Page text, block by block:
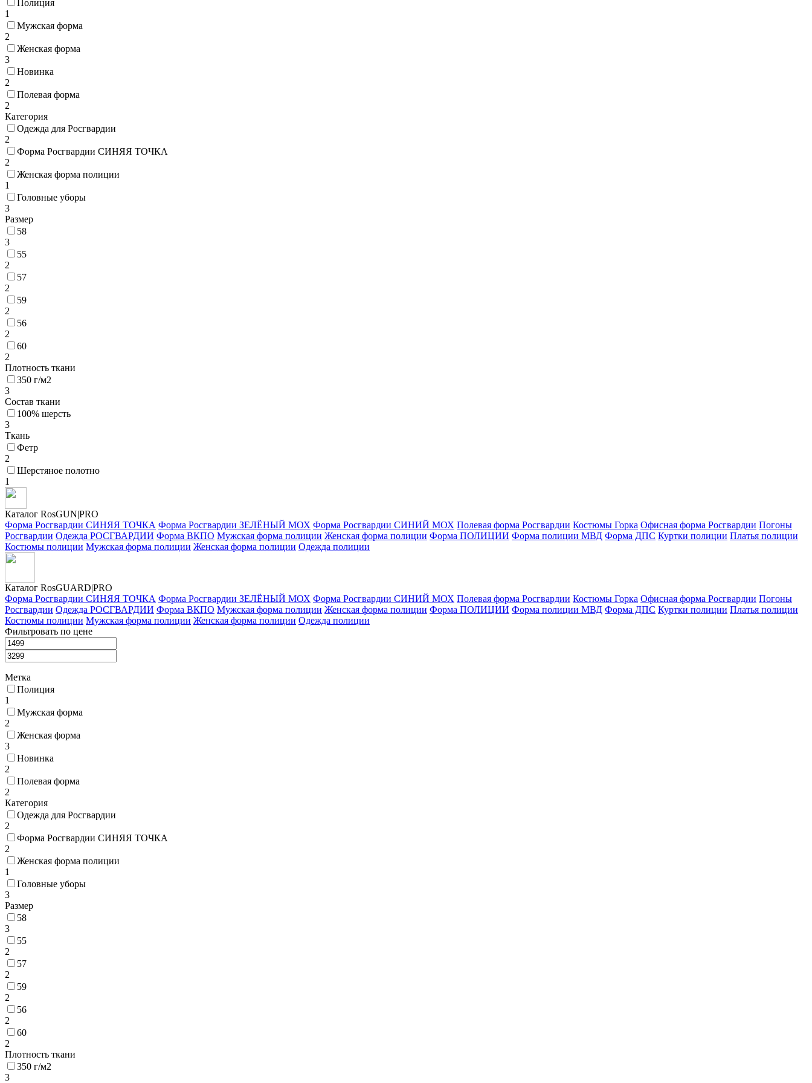
Полиция
1
Мужская форма
2
Женская форма
3
Новинка
2
Полевая форма
2
Категория
Одежда для Росгвардии
2
Форма Росгвардии СИНЯЯ ТОЧКА
2
Женская форма полиции
1
Головные уборы
3
Размер
58
3
55
2
57
2
59
2
56
2
60
2
Плотность ткани
350 г/м2
3
Состав ткани
100% шерсть
3
Ткань
Фетр
2
Шерстяное полотно
1
Каталог RosGUN|PRO
Форма Росгвардии СИНЯЯ ТОЧКА Форма Росгвардии ЗЕЛЁНЫЙ МОХ Форма Росгвардии СИНИЙ МОХ Полевая форма Росгвардии Костюмы Горка Офисная форма Росгвардии Погоны
Росгвардии Одежда РОСГВАРДИИ Форма ВКПО Мужская форма полиции Женская форма полиции Форма ПОЛИЦИИ Форма полиции МВД Форма ДПС Куртки полиции Платья полиции
Костюмы полиции Мужская форма полиции Женская форма полиции Одежда полиции
Каталог RosGUARD|PRO
Форма Росгвардии СИНЯЯ ТОЧКА Форма Росгвардии ЗЕЛЁНЫЙ МОХ Форма Росгвардии СИНИЙ МОХ Полевая форма Росгвардии Костюмы Горка Офисная форма Росгвардии Погоны
Росгвардии Одежда РОСГВАРДИИ Форма ВКПО Мужская форма полиции Женская форма полиции Форма ПОЛИЦИИ Форма полиции МВД Форма ДПС Куртки полиции Платья полиции
Костюмы полиции Мужская форма полиции Женская форма полиции Одежда полиции
Фильтровать по цене
Метка
Полиция
1
Мужская форма
2
Женская форма
3
Новинка
2
Полевая форма
2
Категория
Одежда для Росгвардии
2
Форма Росгвардии СИНЯЯ ТОЧКА
2
Женская форма полиции
1
Головные уборы
3
Размер
58
3
55
2
57
2
59
2
56
2
60
2
Плотность ткани
350 г/м2
3